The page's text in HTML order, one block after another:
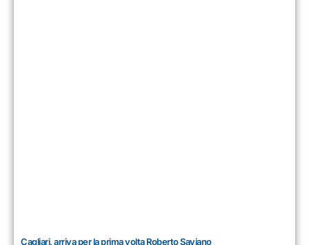
Cagliari, arriva per la prima volta Roberto Saviano